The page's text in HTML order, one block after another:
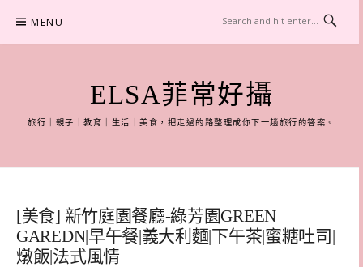
content
MENU
ELSA菲常好攝
旅行｜親子｜教育｜生活｜美食，把走過的路整理成你下一趟旅行的答案。
[美食] 新竹庭園餐廳-綠芳園GREEN
GAREDN|早午餐|義大利麵|下午茶|蜜糖吐司|
燉飯|法式風情